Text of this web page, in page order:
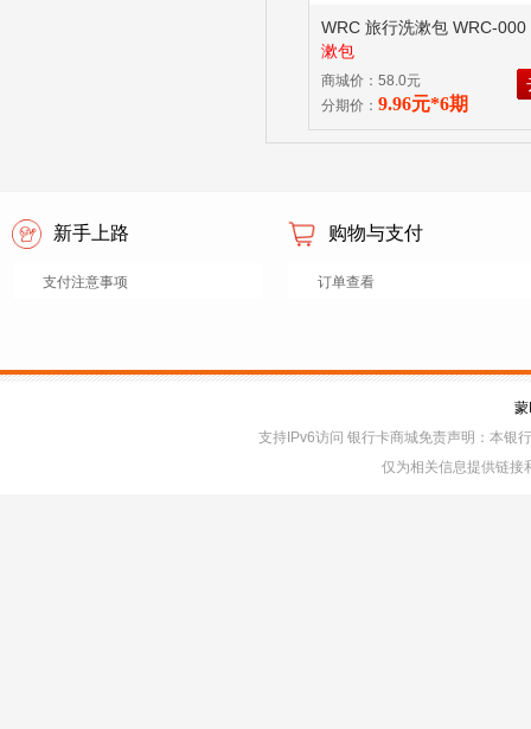
WRC 旅行洗漱包 WRC-000
漱包
商城价：58.0元
分期价： 9.96元*6期
新手上路
支付注意事项
购物与支付
订单查看
支持IPv6访问 银行卡商城免责声明：本银
仅为相关信息提供链接